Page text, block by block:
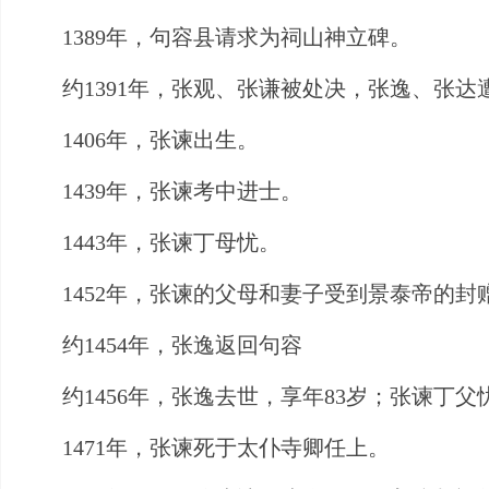
1389年，句容县请求为祠山神立碑。
约1391年，张观、张谦被处决，张逸、张达
1406年，张谏出生。
1439年，张谏考中进士。
1443年，张谏丁母忧。
1452年，张谏的父母和妻子受到景泰帝的封
约1454年，张逸返回句容
约1456年，张逸去世，享年83岁；张谏丁父
1471年，张谏死于太仆寺卿任上。